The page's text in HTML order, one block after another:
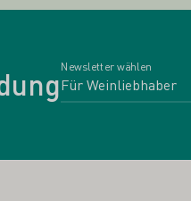
Newsletter wählen